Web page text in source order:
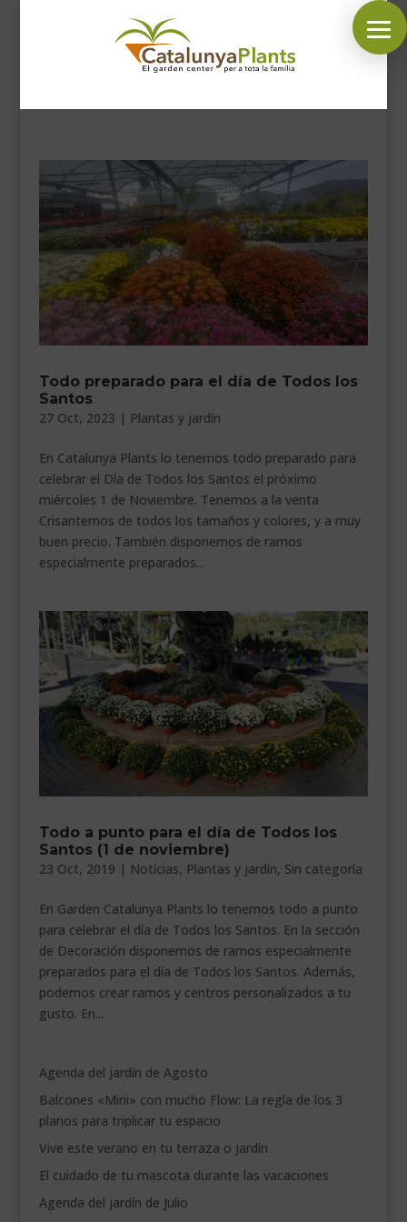
SÍGUENOS EN:
PLANTAS
COMPLEMENTOS JARDÍN
MASCOTAS
DECORACIÓN
HORARIO GARDEN
BLOG
___________________________
VEURE EN CATALÀ
Todo preparado para el día de Todos los
Santos
27 Oct, 2023 | Plantas y jardín
En Catalunya Plants lo tenemos todo preparado para
celebrar el Día de Todos los Santos el próximo
miércoles 1 de Noviembre. Tenemos a la venta
Crisantemos de todos los tamaños y colores, y a muy
buen precio. También disponemos de ramos
especialmente preparados...
Todo a punto para el día de Todos los
Santos (1 de noviembre)
23 Oct, 2019 | Notícias, Plantas y jardín, Sin categoría
En Garden Catalunya Plants lo tenemos todo a punto
para celebrar el día de Todos los Santos. En la sección
de Decoración disponemos de ramos especialmente
preparados para el día de Todos los Santos. Además,
podemos crear ramos y centros personalizados a tu
gusto. En...
Agenda del jardín de Agosto
Balcones «Mini» con mucho Flow: La regla de los 3
planos para triplicar tu espacio
Vive este verano en tu terraza o jardín
El cuidado de tu mascota durante las vacaciones
Agenda del jardín de Julio